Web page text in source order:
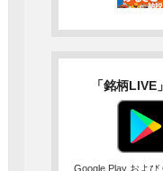
「銘柄
Google Play およ